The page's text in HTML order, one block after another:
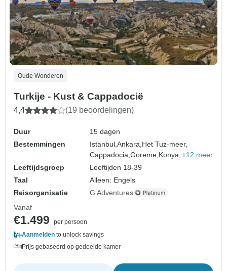
Oude Wonderen
Turkije - Kust & Cappadocië
4,4 (19 beoordelingen)
Duur
15 dagen
Bestemmingen
Istanbul,Ankara, Het Tuz-meer,
Cappadocia,Goreme, Konya, +12 meer
Leeftijdsgroep
Leeftijden 18-39
Taal
Alleen: Engels
Reisorganisatie
G Adventures
Vanaf
€1.499
per persoon
Aanmelden to unlock savings
Prijs gebaseerd op gedeelde kamer